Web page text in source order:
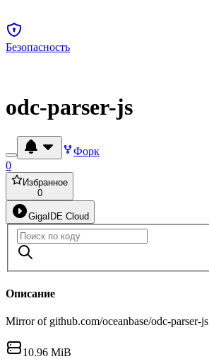
Безопасность
odc-parser-js
Форк
0
Избранное
0
GigaIDE Cloud
Описание
Mirror of github.com/oceanbase/odc-parser-js
10.96 MiB